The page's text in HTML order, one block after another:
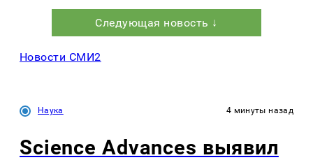
Следующая новость ↓
Новости СМИ2
Наука 4 минуты назад
Science Advances выявил